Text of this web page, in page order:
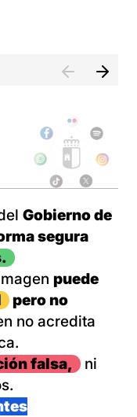
Gobierno de
segura
puede
pero no
no acredita
falsa,
ni